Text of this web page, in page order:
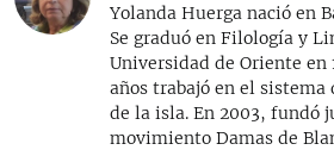
Yolanda Huerga nació en
Se graduó en Filología y
Universidad de Oriente en
años trabajó en el
de la isla. En 2003, fundó
movimiento Damas de